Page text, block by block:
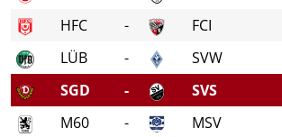
HFC
- FCI
LÜB
- SVW
SGD
- SVS
M60
- MSV